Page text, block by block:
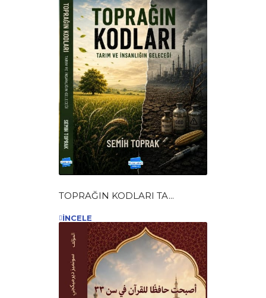
TOPRAĞIN KODLARI TA...
İNCELE